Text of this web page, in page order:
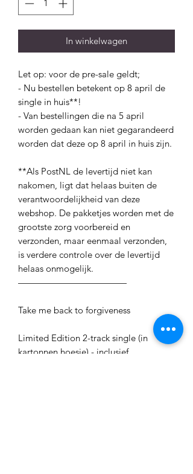
In winkelwagen
Let op: voor de pre-sale geldt;
- Nu bestellen betekent op 8 april de
single in huis**!
- Van bestellingen die na 5 april
worden gedaan kan niet gegarandeerd
worden dat deze op 8 april in huis zijn.
**Als PostNL de levertijd niet kan
nakomen, ligt dat helaas buiten de
verantwoordelijkheid van deze
webshop. De pakketjes worden met de
grootste zorg voorbereid en
verzonden, maar eenmaal verzonden,
is verdere controle over de levertijd
helaas onmogelijk.
————————————
Take me back to forgiveness
Limited Edition 2-track single (in
kartonnen hoesje) - inclusief